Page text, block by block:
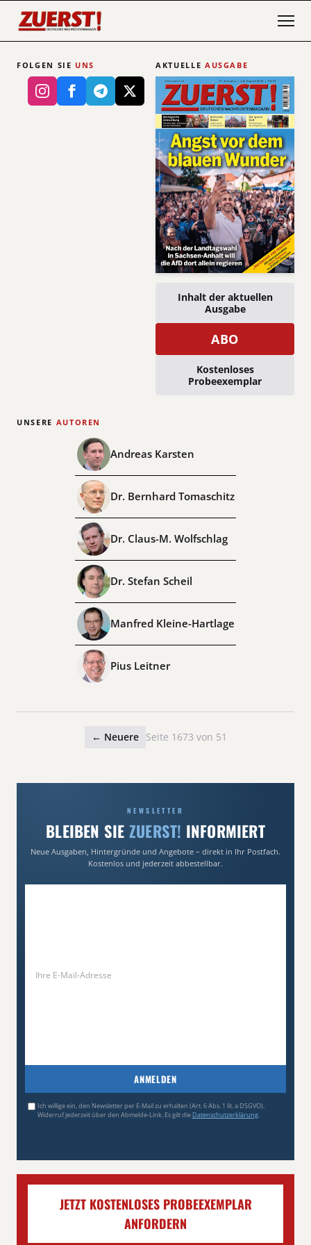
FOLGEN SIE UNS AKTUELLE AUSGABE
Inhalt der aktuellen
Ausgabe
ABO
Kostenloses
Probeexemplar
UNSERE AUTOREN
Andreas Karsten
Dr. Bernhard Tomaschitz
Dr. Claus-M. Wolfschlag
Dr. Stefan Scheil
Manfred Kleine-Hartlage
Pius Leitner
← Neuere Seite 1673 von 51
NEWSLETTER
BLEIBEN SIE ZUERST! INFORMIERT
Neue Ausgaben, Hintergründe und Angebote – direkt in Ihr Postfach.
Kostenlos und jederzeit abbestellbar.
ANMELDEN
Ich willige ein, den Newsletter per E-Mail zu erhalten (Art. 6 Abs. 1 lit. a DSGVO).
Widerruf jederzeit über den Abmelde-Link. Es gilt die Datenschutzerklärung.
JETZT KOSTENLOSES PROBEEXEMPLAR
ANFORDERN